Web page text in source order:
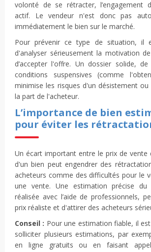
volonté de se rétracter, l’engagement
actif. Le vendeur n'est donc pas
immédiatement le bien sur le marché.
Pour prévenir ce type de situation, il
d'analyser sérieusement la motivation
d’accepter l'offre. Un dossier solide,
conditions suspensives (comme
minimise les risques d'un désistement
la part de l'acheteur.
L’importance de bien
pour éviter les
Un écart important entre le prix de vente
d'un bien peut engendrer des
acheteurs comme des difficultés pour le
une vente. Une estimation précise du
réalisée avec l’aide de professionnels,
prix réaliste et d'attirer des acheteurs
Conseil : Pour une estimation fiable, il
solliciter plusieurs estimations, par
en ligne gratuits ou en faisant